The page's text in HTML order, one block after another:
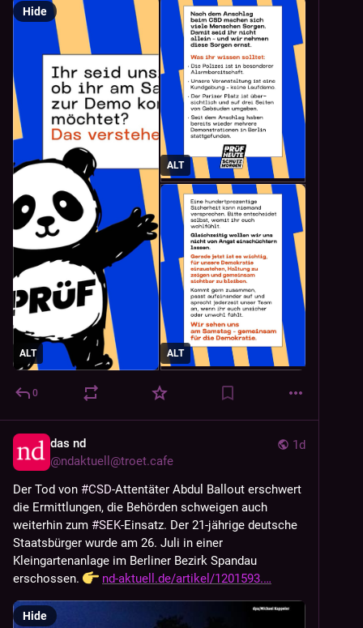
ALT
ALT
ALT
Hide
0
1d
das nd
@ndaktuell@troet.cafe
Der Tod von #CSD-Attentäter Abdul Ballout erschwert
die Ermittlungen, die Behörden schweigen auch
weiterhin zum #SEK-Einsatz. Der 21-jährige deutsche
Staatsbürger wurde am 26. Juli in einer
Kleingartenanlage im Berliner Bezirk Spandau
erschossen.
nd-aktuell.de/artikel/1201593.
Hide